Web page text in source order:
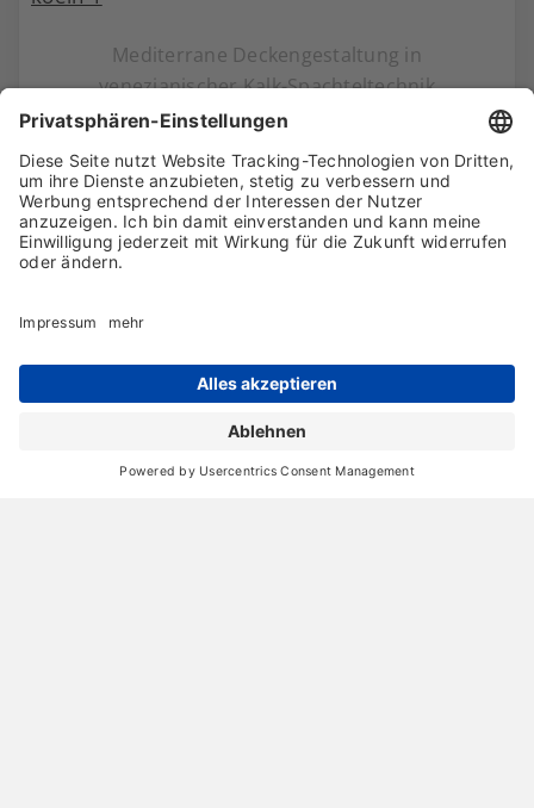
Mediterrane Deckengestaltung in
venezianischer Kalk-Spachteltechnik
Erdiger Ton aus der Natur: No. 801 HOUSE OF
PROVENCE
11. Juni 2022